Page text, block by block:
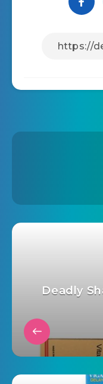
Deadly